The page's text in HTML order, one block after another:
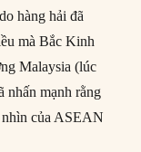
hàng hải đã
mà Bắc Kinh
Malaysia (lúc
nhấn mạnh rằng
của ASEAN